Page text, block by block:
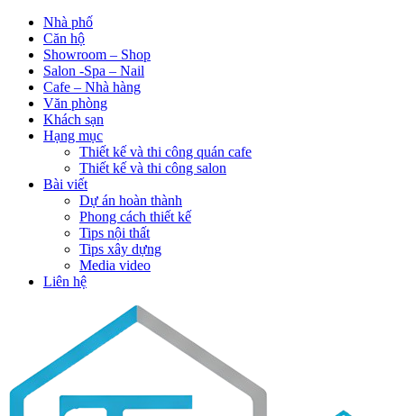
Nhà phố
Căn hộ
Showroom – Shop
Salon -Spa – Nail
Cafe – Nhà hàng
Văn phòng
Khách sạn
Hạng mục
Thiết kế và thi công quán cafe
Thiết kế và thi công salon
Bài viết
Dự án hoàn thành
Phong cách thiết kế
Tips nội thất
Tips xây dựng
Media video
Liên hệ